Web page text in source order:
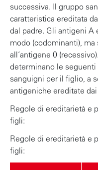
successiva. Il gruppo
caratteristica ereditata
dal padre. Gli antigeni
modo (codominanti),
all’antigene 0
determinano le
sanguigni per il figlio, a
antigeniche ereditate
Regole di ereditarietà e
figli:
Regole di ereditarietà e
figli: